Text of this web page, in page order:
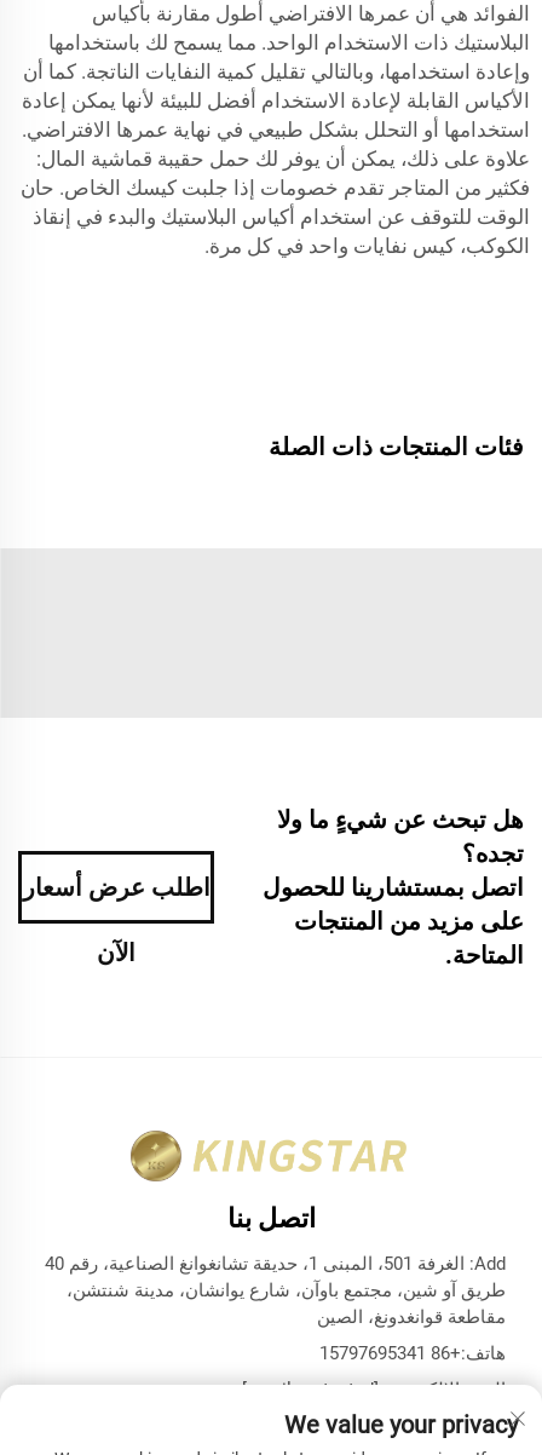
الفوائد هي أن عمرها الافتراضي أطول مقارنة بأكياس
البلاستيك ذات الاستخدام الواحد. مما يسمح لك باستخدامها
وإعادة استخدامها، وبالتالي تقليل كمية النفايات الناتجة. كما أن
الأكياس القابلة لإعادة الاستخدام أفضل للبيئة لأنها يمكن إعادة
استخدامها أو التحلل بشكل طبيعي في نهاية عمرها الافتراضي.
علاوة على ذلك، يمكن أن يوفر لك حمل حقيبة قماشية المال:
فكثير من المتاجر تقدم خصومات إذا جلبت كيسك الخاص. حان
الوقت للتوقف عن استخدام أكياس البلاستيك والبدء في إنقاذ
الكوكب، كيس نفايات واحد في كل مرة.
فئات المنتجات ذات الصلة
هل تبحث عن شيءٍ ما ولا
تجده؟
اتصل بمستشارينا للحصول
على مزيد من المنتجات
المتاحة.
اطلب عرض أسعار
الآن
اتصل بنا
Add: الغرفة 501، المبنى 1، حديقة تشانغوانغ الصناعية، رقم 40
طريق آو شين، مجتمع باوآن، شارع يوانشان، مدينة شنتشن،
مقاطعة قوانغدونغ، الصين
هاتف:+86 15797695341
البريد الإلكتروني:[email protected]
We value your privacy